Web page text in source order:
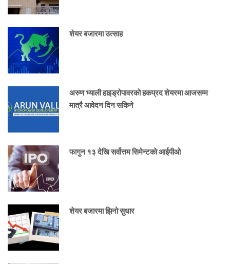
शेयर बजारमा उत्साह
अरुण भ्याली हाइड्रोपावरको हकप्रद शेयरमा आजसम्म
मात्रै आवेदन दिन सकिने
फागुन १३ देखि सर्वोत्तम सिमेन्टकाे आईपीओ
शेयर बजारमा झिनो सुधार